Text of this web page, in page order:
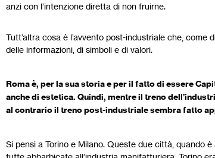
anzi con l’intenzione diretta di non fruirne.
Tutt’altra cosa è l’avvento post-industriale che,
delle informazioni, di simboli e di valori.
Roma è, per la sua storia e per il fatto di essere
anche di estetica. Quindi, mentre il treno
al contrario il treno post-industriale sembra fatto
Si pensi a Torino e Milano. Queste due città, quando